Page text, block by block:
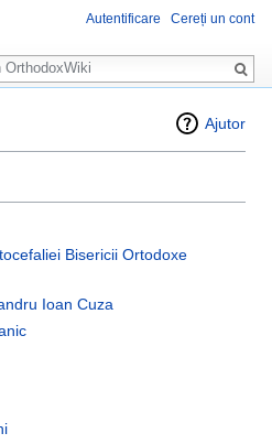
Ajutor
Bisericii Ortodoxe
Ioan Cuza
Autentificare Cereți un cont